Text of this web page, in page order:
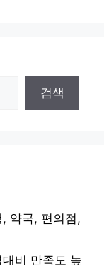
검색
약국, 편의점,
비 만족도 높